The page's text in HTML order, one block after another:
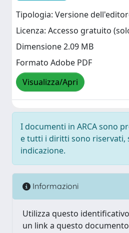
Tipologia: Versione
Licenza: Accesso gratuito
Dimensione 2.09 MB
Formato Adobe PDF
Visualizza/Apri
I documenti in ARCA sono
e tutti i diritti sono riservati,
indicazione.
Informazioni
Utilizza questo
un link a questo